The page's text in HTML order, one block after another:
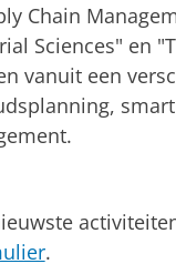
Chain
Sciences" en
vanuit een
.